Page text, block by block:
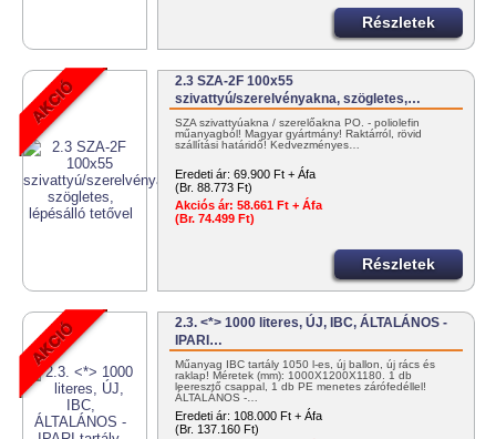
Részletek
2.3 SZA-2F 100x55
szivattyú/szerelvényakna, szögletes,…
SZA szivattyúakna / szerelőakna PO. - poliolefin
műanyagból! Magyar gyártmány! Raktárról, rövid
szállítási határidő! Kedvezményes…
Eredeti ár: 69.900 Ft + Áfa
(Br. 88.773 Ft)
Akciós ár: 58.661 Ft + Áfa
(Br. 74.499 Ft)
Részletek
2.3. <*> 1000 literes, ÚJ, IBC, ÁLTALÁNOS -
IPARI…
Műanyag IBC tartály 1050 l-es, új ballon, új rács és
raklap! Méretek (mm): 1000X1200X1180. 1 db
leeresztő csappal, 1 db PE menetes zárófedéllel!
ÁLTALÁNOS -…
Eredeti ár: 108.000 Ft + Áfa
(Br. 137.160 Ft)